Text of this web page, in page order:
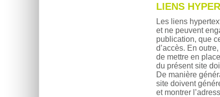
LIENS
Les liens
et ne peuvent
publication, que
d’accès. En
de mettre en
du présent site
De manière
site doivent
et montrer